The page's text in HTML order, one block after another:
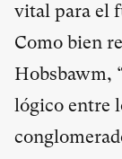
vital para el
Como bien
Hobsbawm,
lógico entre